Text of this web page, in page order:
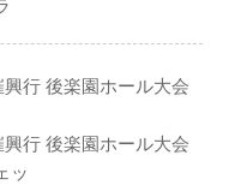
行 後楽園ホール大会
行 後楽園ホール大会
ッ